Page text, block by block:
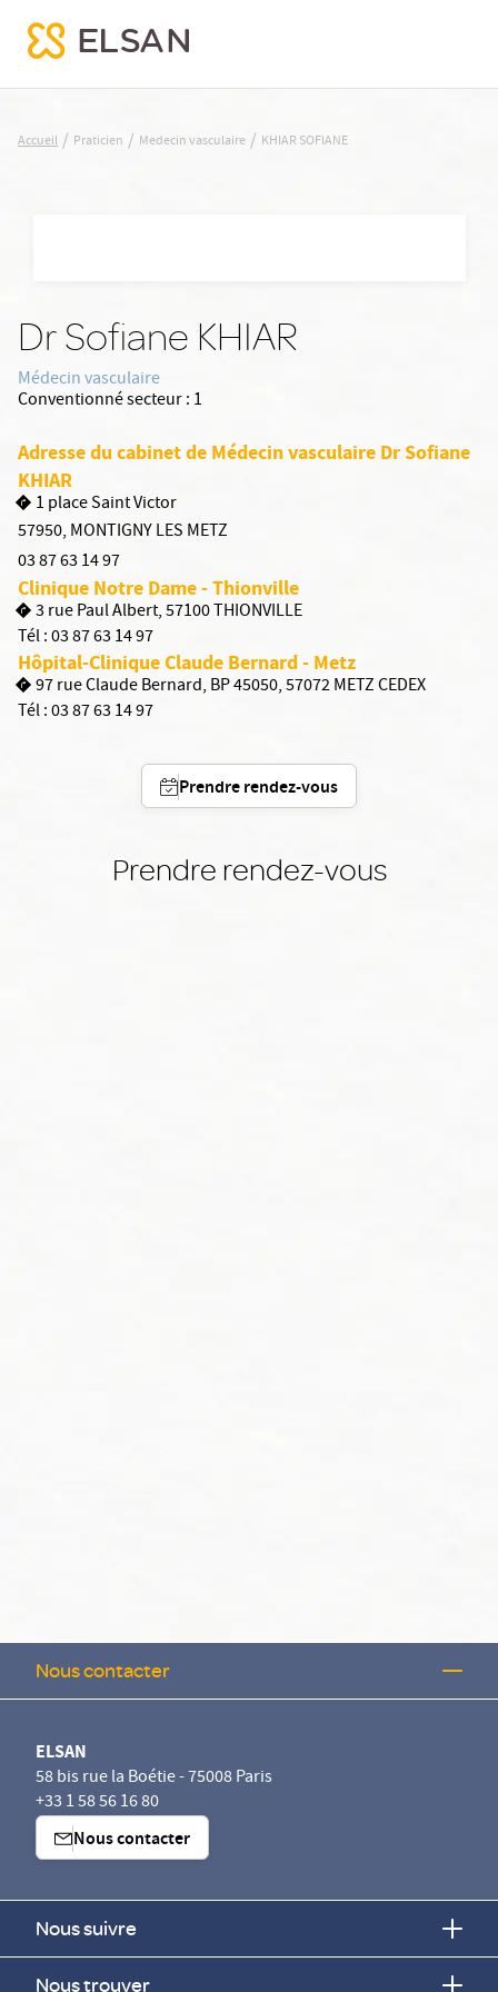
KHIAR SOFIANE
Accueil / Praticien / Medecin vasculaire / KHIAR SOFIANE
Dr Sofiane KHIAR
Médecin vasculaire
Conventionné secteur : 1
Adresse du cabinet de Médecin vasculaire Dr Sofiane
KHIAR
1 place Saint Victor
57950, MONTIGNY LES METZ
03 87 63 14 97
Clinique Notre Dame - Thionville
3 rue Paul Albert, 57100 THIONVILLE
Tél :03 87 63 14 97
Hôpital-Clinique Claude Bernard - Metz
97 rue Claude Bernard, BP 45050, 57072 METZ CEDEX
Tél :03 87 63 14 97
Prendre rendez-vous
Prendre rendez-vous
Nous contacter
ELSAN
58 bis rue la Boétie - 75008 Paris
+33 1 58 56 16 80
Nous contacter
Nous suivre
Nous trouver